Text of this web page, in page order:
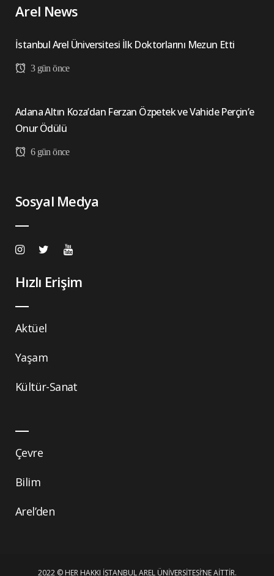
Arel News
İstanbul Arel Üniversitesi İlk Doktorlarını Mezun Etti
3 gün önce
Adana Altın Koza’dan Ferzan Özpetek ve Vahide Perçin’e
Onur Ödülü
6 gün önce
Sosyal Medya
Hızlı Erişim
Aktüel
Yaşam
Kültür-Sanat
Çevre
Bilim
Arel’den
2022 © HER HAKKI İSTANBUL AREL ÜNIVERSITESI’NE AITTIR.